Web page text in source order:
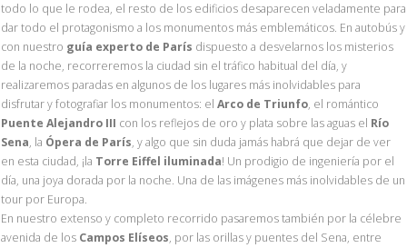
todo lo que le rodea, el resto de los edificios desaparecen veladamente para
dar todo el protagonismo a los monumentos más emblemáticos. En autobús y
con nuestro guía experto de París dispuesto a desvelarnos los misterios
de la noche, recorreremos la ciudad sin el tráfico habitual del día, y
realizaremos paradas en algunos de los lugares más inolvidables para
disfrutar y fotografiar los monumentos: el Arco de Triunfo, el romántico
Puente Alejandro III con los reflejos de oro y plata sobre las aguas el Río
Sena, la Ópera de París, y algo que sin duda jamás habrá que dejar de ver
en esta ciudad, ¡la Torre Eiffel iluminada! Un prodigio de ingeniería por el
día, una joya dorada por la noche. Una de las imágenes más inolvidables de un
tour por Europa.
En nuestro extenso y completo recorrido pasaremos también por la célebre
avenida de los Campos Elíseos, por las orillas y puentes del Sena, entre